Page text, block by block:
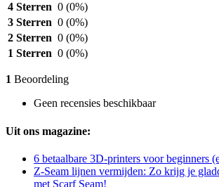
4 Sterren 0 (0%)
3 Sterren 0 (0%)
2 Sterren 0 (0%)
1 Sterren 0 (0%)
1 Beoordeling
Geen recensies beschikbaar
Uit ons magazine:
6 betaalbare 3D-printers voor beginners
Z-Seam lijnen vermijden: Zo krijg je
met Scarf Seam!